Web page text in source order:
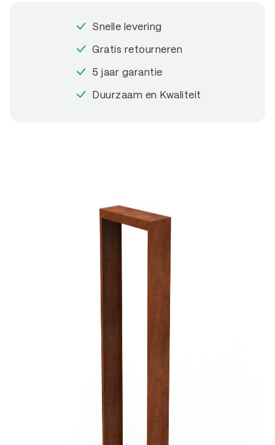
Snelle levering
Gratis retourneren
5 jaar garantie
Duurzaam en Kwaliteit